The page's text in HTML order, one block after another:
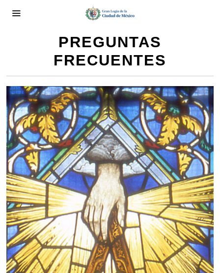
PREGUNTAS
FRECUENTES